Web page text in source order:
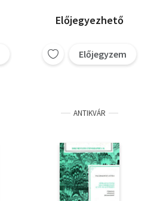
Előjegyezhető
Előjegyzem
ANTIKVÁR